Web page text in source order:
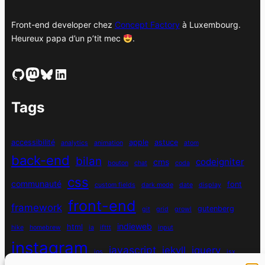
Front-end developer chez Concept Factoryà Luxembourg.
Heureux papa d’un p’tit mec
.
GitHub Mastodon Bluesky LinkedIn
Tags
accessibilité analytics animation apple astuce atom
back-end bilan bouton chat cms coda codeigniter
communauté css custom fields dark mode date display font
framework front-end git grid growl gutenberg
hike homebrew html ia ifttt indieweb input
instagram ios javascript jekyll jquery jsx